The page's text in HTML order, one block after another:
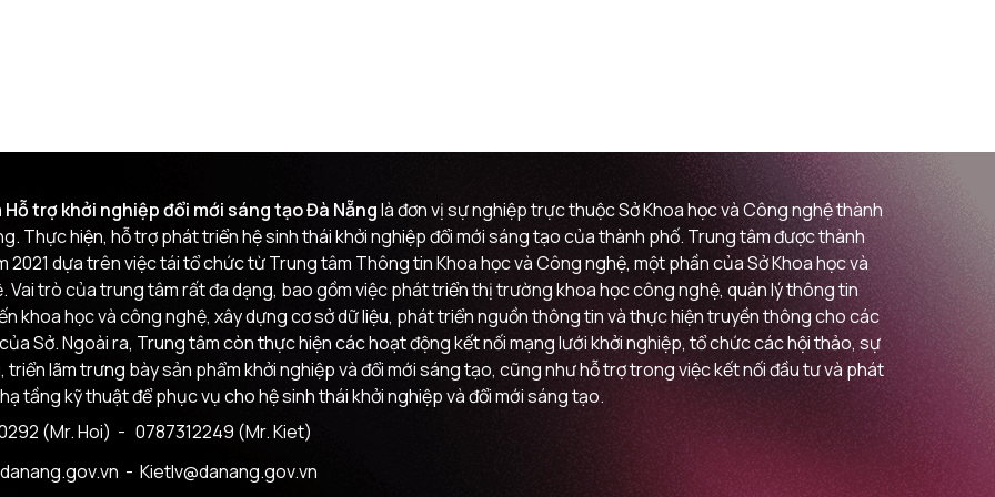
trợ khởi nghiệp đổi mới sáng tạo Đà Nẵnglà đơn vị sự nghiệp trực thuộc Sở Khoa học và Công nghệ thành
Thực hiện, hỗ trợ phát triển hệ sinh thái khởi nghiệp đổi mới sáng tạo của thành phố. Trung tâm được thành
2021 dựa trên việc tái tổ chức từ Trung tâm Thông tin Khoa học và Công nghệ, một phần của Sở Khoa học và
Vai trò của trung tâm rất đa dạng, bao gồm việc phát triển thị trường khoa học công nghệ, quản lý thông tin
khoa học và công nghệ, xây dựng cơ sở dữ liệu, phát triển nguồn thông tin và thực hiện truyền thông cho các
Sở. Ngoài ra, Trung tâm còn thực hiện các hoạt động kết nối mạng lưới khởi nghiệp, tổ chức các hội thảo, sự
triển lãm trưng bày sản phẩm khởi nghiệp và đổi mới sáng tạo, cũng như hỗ trợ trong việc kết nối đầu tư và phát
tầng kỹ thuật để phục vụ cho hệ sinh thái khởi nghiệp và đổi mới sáng tạo.
(Mr. Hoi) - 0787312249 (Mr. Kiet)
- Kietlv@danang.gov.vn